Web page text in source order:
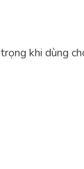
khi dùng